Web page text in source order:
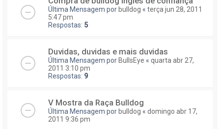
Última Mensagem por bulldog « terça jun 28, 2011
5:47 pm
Respostas: 5
Duvidas, duvidas e mais duvidas
Última Mensagem por BullsEye « quarta abr 27,
2011 3:10 pm
Respostas: 9
V Mostra da Raça Bulldog
Última Mensagem por bulldog « domingo abr 17,
2011 9:36 pm